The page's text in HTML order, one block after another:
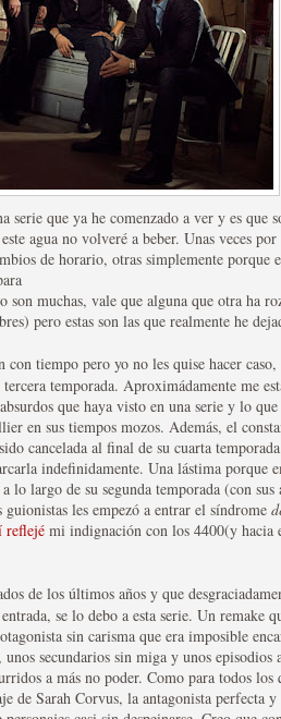
de la ficción
plataformas SVOD
al año se superará
serie que ya he comenzado a ver y es que
agua no volveré a beber. Unas veces
de horario, otras simplemente porque
muchas, vale que alguna que otra ha
pero estas son las que realmente he
tiempo pero yo no les quise hacer
temporada. Aproximádamente me
que haya visto en una serie y lo
en sus tiempos mozos. Además, el
cancelada al final de su cuarta
indefinidamente. Una lástima porque
lo largo de su segunda temporada (con sus
les empezó a entrar el síndrome
reflejé mi indignación con los 4400(y hacia
de los últimos años y que
se lo debo a esta serie. Un remake
sin carisma que era imposible
secundarios sin miga y unos episodios
a más no poder. Como para todos los
de Sarah Corvus, la antagonista perfecta y